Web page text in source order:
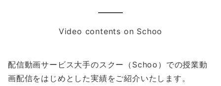
Video contents on Schoo
配信動画サービス大手のスクー（Schoo）での授業動
画配信をはじめとした実績をご紹介いたします。